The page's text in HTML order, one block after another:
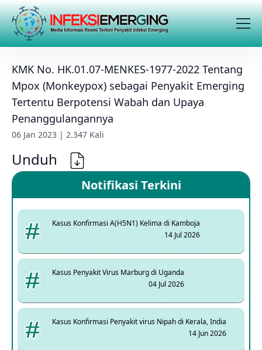
KMK No. HK.01.07-MENKES-1977-2022 Tentang
Mpox (Monkeypox) sebagai Penyakit Emerging
Tertentu Berpotensi Wabah dan Upaya
Penanggulangannya
06 Jan 2023 | 2.347 Kali
Unduh
Notifikasi Terkini
Kasus Konfirmasi A(H5N1) Kelima di Kamboja
14 Jul 2026
Kasus Penyakit Virus Marburg di Uganda
04 Jul 2026
Kasus Konfirmasi Penyakit virus Nipah di Kerala, India
14 Jun 2026